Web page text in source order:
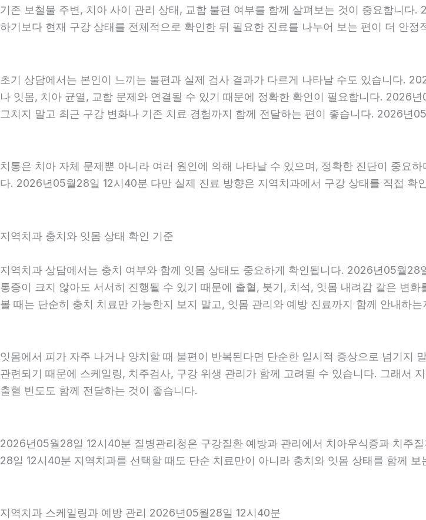
기존 보철물 주변, 치아 사이 관리 상태, 교합 불편 여부를 함께 살펴보는 것이 중요합니
하기보다 현재 구강 상태를 전체적으로 확인한 뒤 필요한 진료를 나누어 보는 편이 더 안
초기 상담에서는 본인이 느끼는 불편과 실제 검사 결과가 다르게 나타날 수도 있습니다.
나 잇몸, 치아 균열, 교합 문제와 연결될 수 있기 때문에 정확한 확인이 필요합니다. 2026
그치지 말고 최근 구강 변화나 기존 치료 경험까지 함께 전달하는 편이 좋습니다. 2026년
치통은 치아 자체 문제뿐 아니라 여러 원인에 의해 나타날 수 있으며, 정확한 진단이 중요
다. 2026년05월28일 12시40분 다만 실제 진료 방향은 지역치과에서 구강 상태를 직접
지역치과 충치와 잇몸 상태 확인 기준
지역치과 상담에서는 충치 여부와 함께 잇몸 상태도 중요하게 확인됩니다. 2026년05월
통증이 크지 않아도 서서히 진행될 수 있기 때문에 출혈, 붓기, 치석, 잇몸 내려감 같은 변
볼 때는 단순히 충치 치료만 가능한지 보지 말고, 잇몸 관리와 예방 진료까지 함께 안내하
잇몸에서 피가 자주 나거나 양치할 때 불편이 반복된다면 단순한 일시적 증상으로 넘기지
관련되기 때문에 스케일링, 치주검사, 구강 위생 관리가 함께 고려될 수 있습니다. 그래서
출혈 빈도도 함께 전달하는 것이 좋습니다.
2026년05월28일 12시40분 질병관리청은 구강질환 예방과 관리에서 치아우식증과 치주
28일 12시40분 지역치과를 선택할 때도 단순 치료만이 아니라 충치와 잇몸 상태를 함께
지역치과 스케일링과 예방 관리 2026년05월28일 12시40분